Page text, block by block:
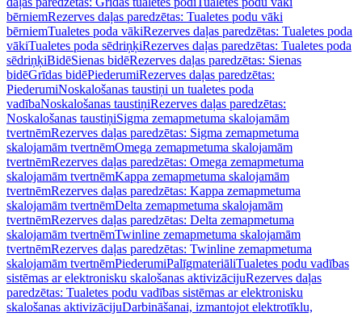
bērniemRezerves daļas paredzētas: Tualetes podu vāki
bērniemTualetes poda vākiRezerves daļas paredzētas: Tualetes poda
vākiTualetes poda sēdriņķiRezerves daļas paredzētas: Tualetes poda
sēdriņķiBidēSienas bidēRezerves daļas paredzētas: Sienas
bidēGrīdas bidēPiederumiRezerves daļas paredzētas:
PiederumiNoskalošanas taustiņi un tualetes poda
vadībaNoskalošanas taustiņiRezerves daļas paredzētas:
Noskalošanas taustiņiSigma zemapmetuma skalojamām
tvertnēmRezerves daļas paredzētas: Sigma zemapmetuma
skalojamām tvertnēmOmega zemapmetuma skalojamām
tvertnēmRezerves daļas paredzētas: Omega zemapmetuma
skalojamām tvertnēmKappa zemapmetuma skalojamām
tvertnēmRezerves daļas paredzētas: Kappa zemapmetuma
skalojamām tvertnēmDelta zemapmetuma skalojamām
tvertnēmRezerves daļas paredzētas: Delta zemapmetuma
skalojamām tvertnēmTwinline zemapmetuma skalojamām
tvertnēmRezerves daļas paredzētas: Twinline zemapmetuma
skalojamām tvertnēmPiederumiPalīgmateriāliTualetes podu vadības
sistēmas ar elektronisku skalošanas aktivizācijuRezerves daļas
paredzētas: Tualetes podu vadības sistēmas ar elektronisku
skalošanas aktivizācijuDarbināšanai, izmantojot elektrotīklu,